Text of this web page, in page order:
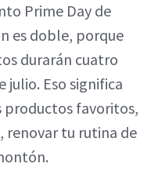
Prime Day de
es doble, porque
durarán cuatro
julio. Eso significa
productos favoritos,
renovar tu rutina de